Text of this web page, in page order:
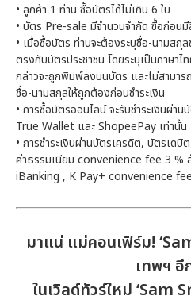
• ลูกค้า 1 ท่าน ซื้อบัตรได้ไม่เกิน 6 ใบ
• บัตร Pre-sale มีจำนวนจำกัด ซื้อก่อน
• เมื่อซื้อบัตร ท่านจะต้องระบุชื่อ-นามสกุ
ตรงกับบัตรประชาชน โดยระบุเป็นภาษา
กล่าวจะถูกพิมพ์ลงบนบัตร และไม่สามา
ชื่อ-นามสกุลให้ถูกต้องก่อนชำระเงิน
• การซื้อบัตรออนไลน์ จะรับชำระเงินผ่า
True Wallet และ ShopeePay เท่านั้น
• การชำระเงินผ่านบัตรเครดิต, บัตรเ
ค่าธรรมเนียม convenience fee 3 %
iBanking , K Pay+ convenience
มาแน่ แม่คอนเฟิร์ม!
เทพฯ อี
ในเวิลด์ทัวร์ใหม่ ‘Sam